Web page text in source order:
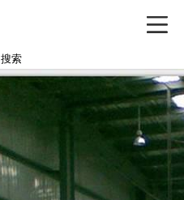
搜索